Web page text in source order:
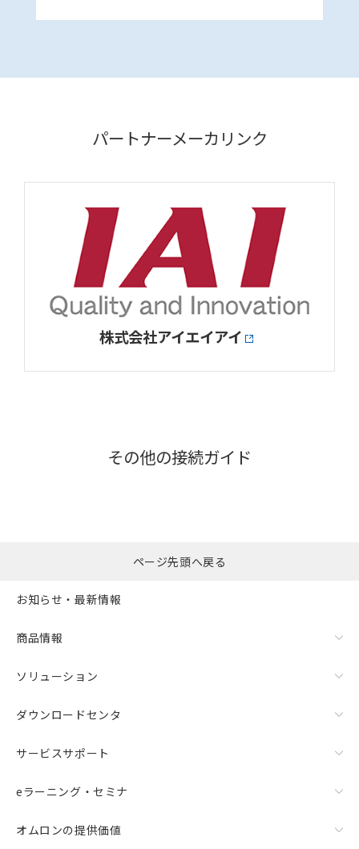
パートナーメーカリンク
株式会社アイエイアイ
その他の接続ガイド
ページ先頭へ戻る
お知らせ・最新情報
商品情報
ソリューション
ダウンロードセンタ
サービスサポート
eラーニング・セミナ
オムロンの提供価値